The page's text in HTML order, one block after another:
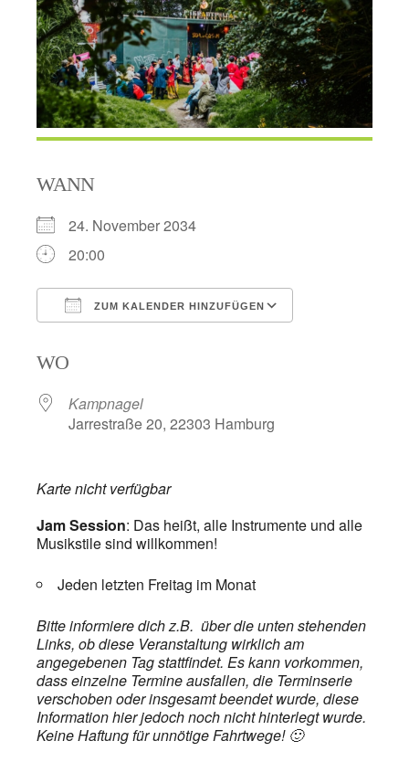
WANN
24. November 2034
20:00
ZUM KALENDER HINZUFÜGEN
WO
Kampnagel
Jarrestraße 20, 22303 Hamburg
Karte nicht verfügbar
Jam Session: Das heißt, alle Instrumente und alle
Musikstile sind willkommen!
Jeden letzten Freitag im Monat
Bitte informiere dich z.B. über die unten stehenden
Links, ob diese Veranstaltung wirklich am
angegebenen Tag stattfindet. Es kann vorkommen,
dass einzelne Termine ausfallen, die Terminserie
verschoben oder insgesamt beendet wurde, diese
Information hier jedoch noch nicht hinterlegt wurde.
Keine Haftung für unnötige Fahrtwege! 🙂